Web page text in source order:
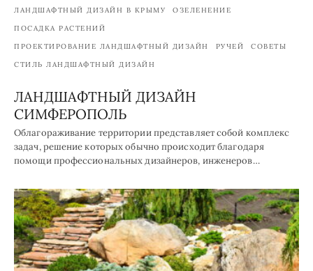
ЛАНДШАФТНЫЙ ДИЗАЙН В КРЫМУ
ОЗЕЛЕНЕНИЕ
ПОСАДКА РАСТЕНИЙ
ПРОЕКТИРОВАНИЕ ЛАНДШАФТНЫЙ ДИЗАЙН
РУЧЕЙ
СОВЕТЫ
СТИЛЬ ЛАНДШАФТНЫЙ ДИЗАЙН
ЛАНДШАФТНЫЙ ДИЗАЙН
СИМФЕРОПОЛЬ
Облагораживание территории представляет собой комплекс
задач, решение которых обычно происходит благодаря
помощи профессиональных дизайнеров, инженеров…